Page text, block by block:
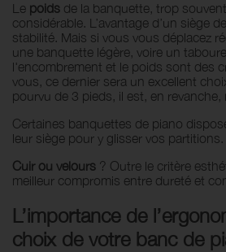
Le poids de la banquette, trop
considérable. L’avantage d’un siège
stabilité. Mais si vous vous déplacez
une banquette légère, voire un
l'encombrement et le poids sont des
vous, ce dernier sera un excellent
pourvu de 3 pieds, il est, en revanche,
Certaines banquettes de piano
leur siège pour y glisser vos partitions.
Cuir ou velours ? Outre le critère
meilleur compromis entre dureté et
L’importance de
choix de votre banc de